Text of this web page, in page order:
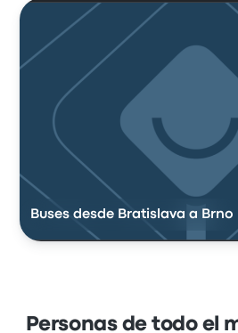
Buses desde Bratislava a Brno
Personas de todo el